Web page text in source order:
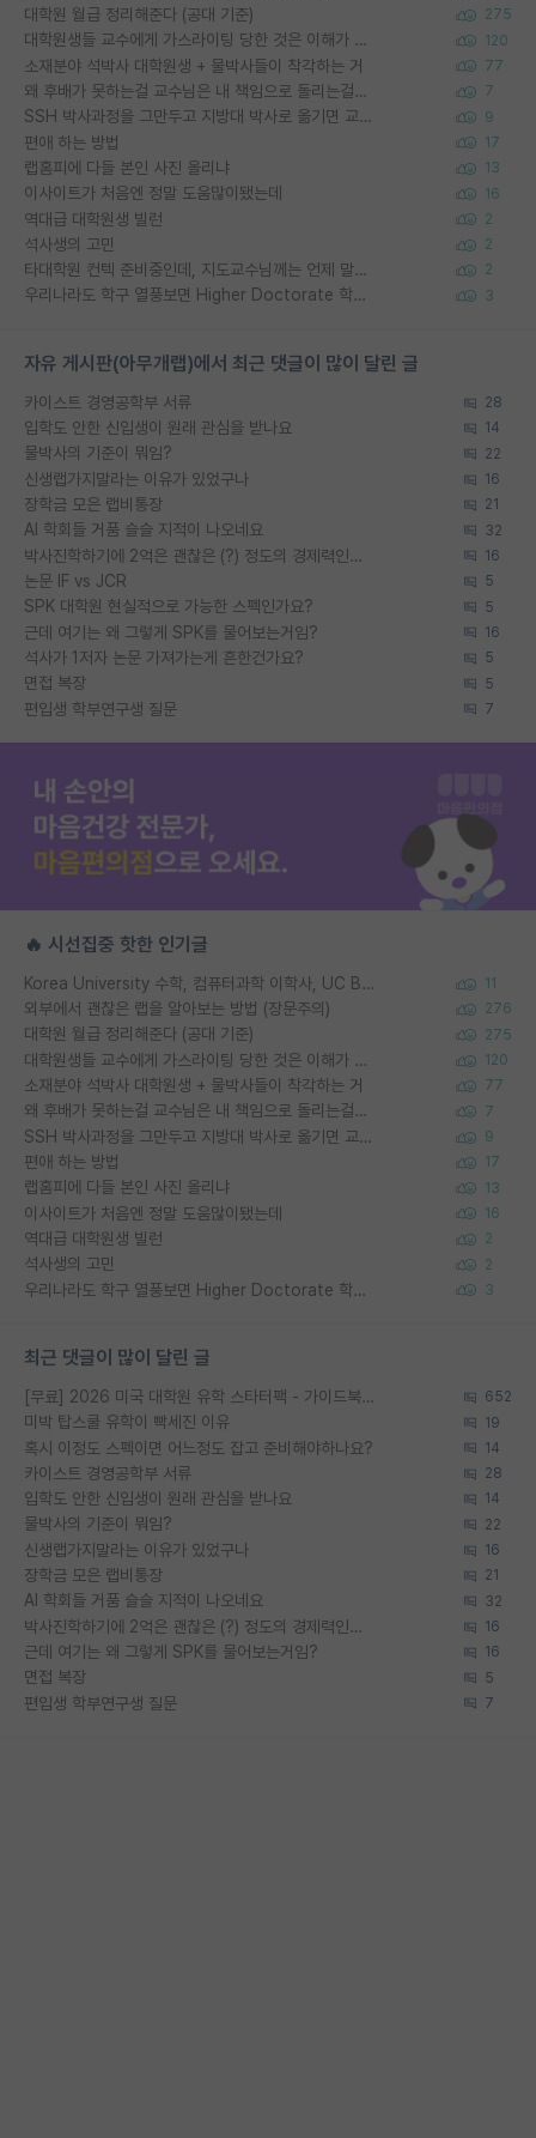
대학원 월급 정리해준다 (공대 기준) 275
대학원생들 교수에게 가스라이팅 당한 것은 이해가 갑니다. 안타깝네요. 120
소재분야 석박사 대학원생 + 물박사들이 착각하는 거 77
왜 후배가 못하는걸 교수님은 내 책임으로 돌리는걸까요? 7
SSH 박사과정을 그만두고 지방대 박사로 옮기면 교수의 꿈은 끝일까요? 9
편애 하는 방법 17
랩홈피에 다들 본인 사진 올리냐 13
이사이트가 처음엔 정말 도움많이됐는데 16
역대급 대학원생 빌런 2
석사생의 고민 2
타대학원 컨텍 준비중인데, 지도교수님께는 언제 말씀드려야 할까요? 2
우리나라도 학구 열풍보면 Higher Doctorate 학위가 필요하다고 봅니다. 3
자유 게시판(아무개랩)에서 최근 댓글이 많이 달린 글
카이스트 경영공학부 서류 28
입학도 안한 신입생이 원래 관심을 받나요 14
물박사의 기준이 뭐임? 22
신생랩가지말라는 이유가 있었구나 16
장학금 모은 랩비통장 21
AI 학회들 거품 슬슬 지적이 나오네요 32
박사진학하기에 2억은 괜찮은 (?) 정도의 경제력인가요 16
논문 IF vs JCR 5
SPK 대학원 현실적으로 가능한 스펙인가요? 5
근데 여기는 왜 그렇게 SPK를 물어보는거임? 16
석사가 1저자 논문 가져가는게 흔한건가요? 5
면접 복장 5
편입생 학부연구생 질문 7
🔥 시선집중 핫한 인기글
Korea University 수학, 컴퓨터과학 이학사, UC Berkeley 산업공학 대학원 공학박사가 되는 것은 쉽지 않겠죠? 11
외부에서 괜찮은 랩을 알아보는 방법 (장문주의) 276
대학원 월급 정리해준다 (공대 기준) 275
대학원생들 교수에게 가스라이팅 당한 것은 이해가 갑니다. 안타깝네요. 120
소재분야 석박사 대학원생 + 물박사들이 착각하는 거 77
왜 후배가 못하는걸 교수님은 내 책임으로 돌리는걸까요? 7
SSH 박사과정을 그만두고 지방대 박사로 옮기면 교수의 꿈은 끝일까요? 9
편애 하는 방법 17
랩홈피에 다들 본인 사진 올리냐 13
이사이트가 처음엔 정말 도움많이됐는데 16
역대급 대학원생 빌런 2
석사생의 고민 2
우리나라도 학구 열풍보면 Higher Doctorate 학위가 필요하다고 봅니다. 3
최근 댓글이 많이 달린 글
[무료] 2026 미국 대학원 유학 스타터팩 - 가이드북 & 합격자 컨택메일 템플릿 652
미박 탑스쿨 유학이 빡세진 이유 19
혹시 이정도 스펙이면 어느정도 잡고 준비해야하나요? 14
카이스트 경영공학부 서류 28
입학도 안한 신입생이 원래 관심을 받나요 14
물박사의 기준이 뭐임? 22
신생랩가지말라는 이유가 있었구나 16
장학금 모은 랩비통장 21
AI 학회들 거품 슬슬 지적이 나오네요 32
박사진학하기에 2억은 괜찮은 (?) 정도의 경제력인가요 16
근데 여기는 왜 그렇게 SPK를 물어보는거임? 16
면접 복장 5
편입생 학부연구생 질문 7